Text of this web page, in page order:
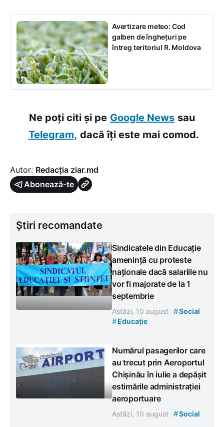
Avertizare meteo: Cod
galben de înghețuri pe
întreg teritoriul R. Moldova
Ne poți citi și pe Google News sau
Telegram, dacă îți este mai comod.
Autor: Redacția ziar.md
Abonează-te
Știri recomandate
Sindicatele din Educație
amenință cu proteste
naționale dacă salariile nu
vor fi majorate de la 1
septembrie
Astăzi, 10 august #Social
#Educație
Numărul pasagerilor care
au trecut prin Aeroportul
Chișinău în iulie a depășit
estimările administrației
aeroportuare
Astăzi, 10 august #Social